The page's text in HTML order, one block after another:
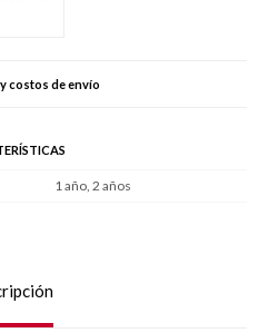
costos de envío
1 año, 2 años